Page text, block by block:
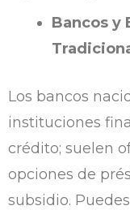
Bancos y
Los bancos
instituciones
crédito; suelen
opciones de
subsidio.